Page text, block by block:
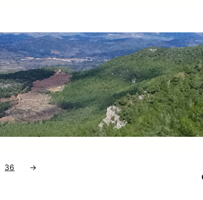
salut mental
–nov. 20, 2020
naturals no només són bells, sinó que també tenen
sobre la ment. La ciència ho confirma:
harmònics redueix…
36 →